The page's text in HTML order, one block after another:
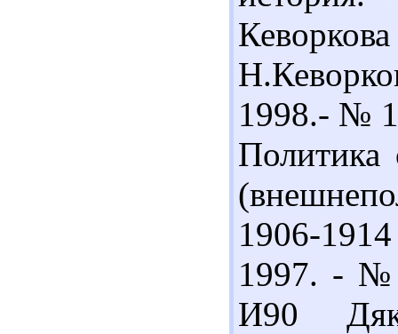
1998.- №
Политика
1906-
1997. - №
И90